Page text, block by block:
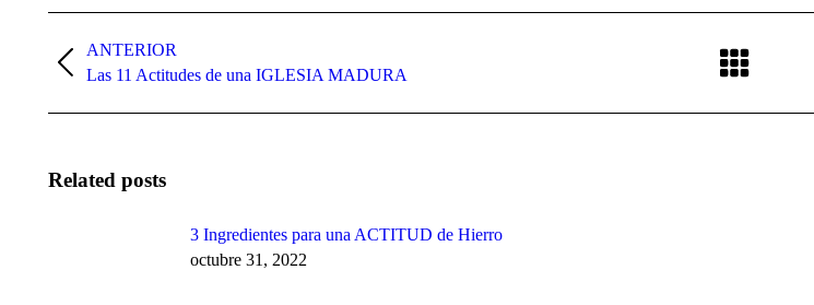
entre
publicaciones
ANTERIOR
Publicación
Las 11 Actitudes de una IGLESIA MADURA
Related posts
3 Ingredientes para una ACTITUD de Hierro
octubre 31, 2022